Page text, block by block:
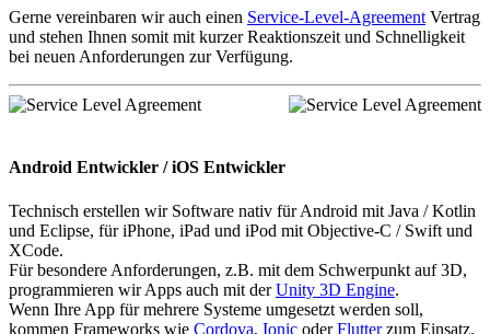
Gerne vereinbaren wir auch einen Service-Level-Agreement Vertrag
und stehen Ihnen somit mit kurzer Reaktionszeit und Schnelligkeit
bei neuen Anforderungen zur Verfügung.
Android Entwickler / iOS Entwickler
Technisch erstellen wir Software nativ für Android mit Java / Kotlin
und Eclipse, für iPhone, iPad und iPod mit Objective-C / Swift und
XCode.
Für besondere Anforderungen, z.B. mit dem Schwerpunkt auf 3D,
programmieren wir Apps auch mit derUnity 3D Engine.
Wenn Ihre App für mehrere Systeme umgesetzt werden soll,
kommen Frameworks wie Cordova, Ionic oderFlutterzum Einsatz.